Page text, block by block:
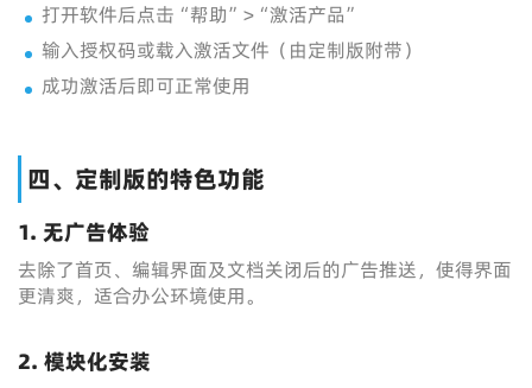
打开软件后点击“帮助”>“激活产品”
输入授权码或载入激活文件（由定制版附带）
成功激活后即可正常使用
四、定制版的特色功能
1. 无广告体验
去除了首页、编辑界面及文档关闭后的广告推送，使得界面
更清爽，适合办公环境使用。
2. 模块化安装